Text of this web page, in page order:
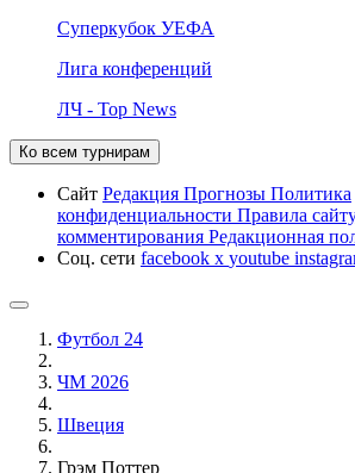
Суперкубок УЕФА
Лига конференций
ЛЧ - Top News
Ко всем турнирам
Сайт Редакция Прогнозы Политика
конфиденциальности Правила
комментирования Редакционная
Соц. сети facebook x youtube
Футбол 24
ЧМ 2026
Швеция
Грэм Поттер